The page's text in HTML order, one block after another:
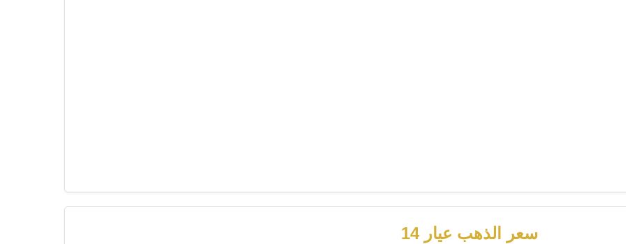
سعر الذهب عيار 14